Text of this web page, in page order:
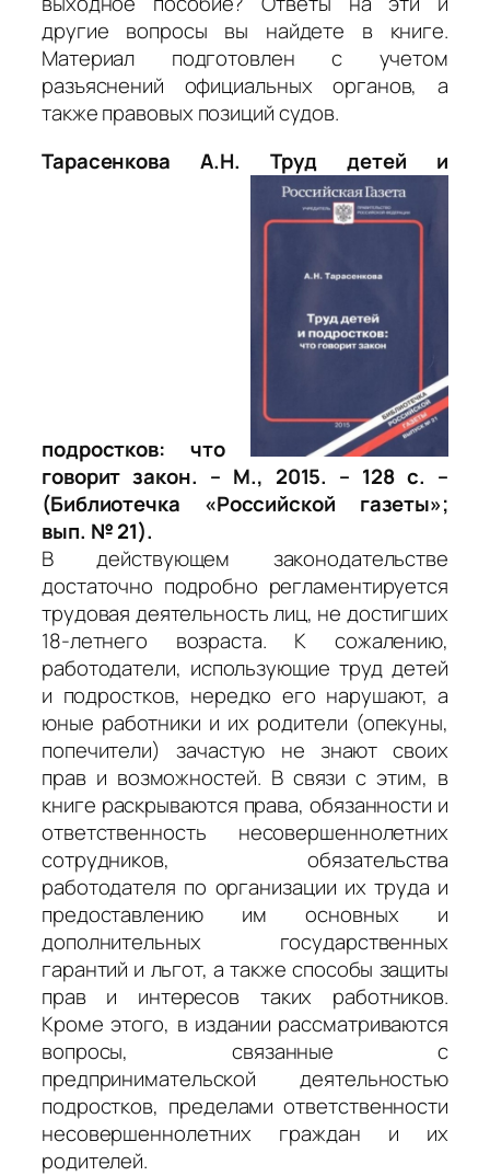
другие вопросы вы найдете в книге.
Материал подготовлен с учетом
разъяснений официальных органов, а
также правовых позиций судов.
Тарасенкова А.Н. Труд детей и
подростков: что
говорит закон. – М., 2015. – 128 с. –
(Библиотечка «Российской газеты»;
вып. № 21).
В действующем законодательстве
достаточно подробно регламентируется
трудовая деятельность лиц, не достигших
18-летнего возраста. К сожалению,
работодатели, использующие труд детей
и подростков, нередко его нарушают, а
юные работники и их родители (опекуны,
попечители) зачастую не знают своих
прав и возможностей. В связи с этим, в
книге раскрываются права, обязанности и
ответственность несовершеннолетних
сотрудников, обязательства
работодателя по организации их труда и
предоставлению им основных и
дополнительных государственных
гарантий и льгот, а также способы защиты
прав и интересов таких работников.
Кроме этого, в издании рассматриваются
вопросы, связанные с
предпринимательской деятельностью
подростков, пределами ответственности
несовершеннолетних граждан и их
родителей.